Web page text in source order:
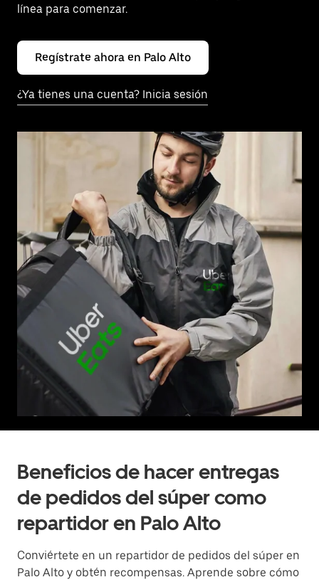
línea para comenzar.
Regístrate ahora en Palo Alto
¿Ya tienes una cuenta? Inicia sesión
Beneficios de hacer entregas
de pedidos del súper como
repartidor en Palo Alto
Conviértete en un repartidor de pedidos del súper en
Palo Alto y obtén recompensas. Aprende sobre cómo